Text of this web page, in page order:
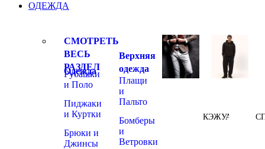
ОДЕЖДА
СМОТРЕТЬ
ВЕСЬ
РАЗДЕЛ
Одежда
Рубашки
и Поло
Пиджаки
и Куртки
Брюки и
Джинсы
Верхняя
одежда
Плащи
и
Пальто
Бомберы
и
Ветровки
КЭЖУАЛ